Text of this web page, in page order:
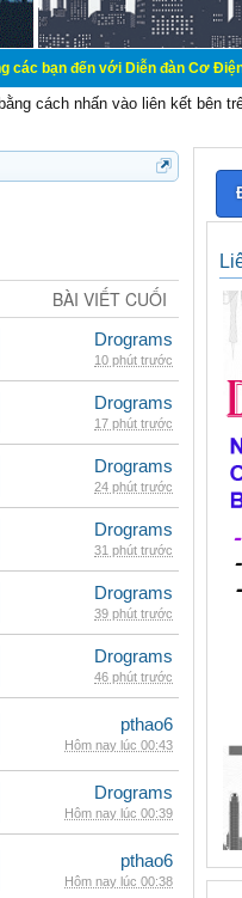
với Diễn đàn Cơ Điện - Diễn
bằng cách nhấn vào liên kết bên
BÀI VIẾT CUỐI
Drograms
10 phút trước
Drograms
17 phút trước
Drograms
24 phút trước
Drograms
31 phút trước
Drograms
39 phút trước
Drograms
46 phút trước
pthao6
Hôm nay lúc 00:43
Drograms
Hôm nay lúc 00:39
pthao6
Hôm nay lúc 00:38